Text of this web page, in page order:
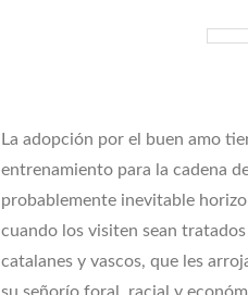
La adopción por el buen amo
entrenamiento para la cadena
probablemente inevitable
cuando los visiten sean
catalanes y vascos, que les